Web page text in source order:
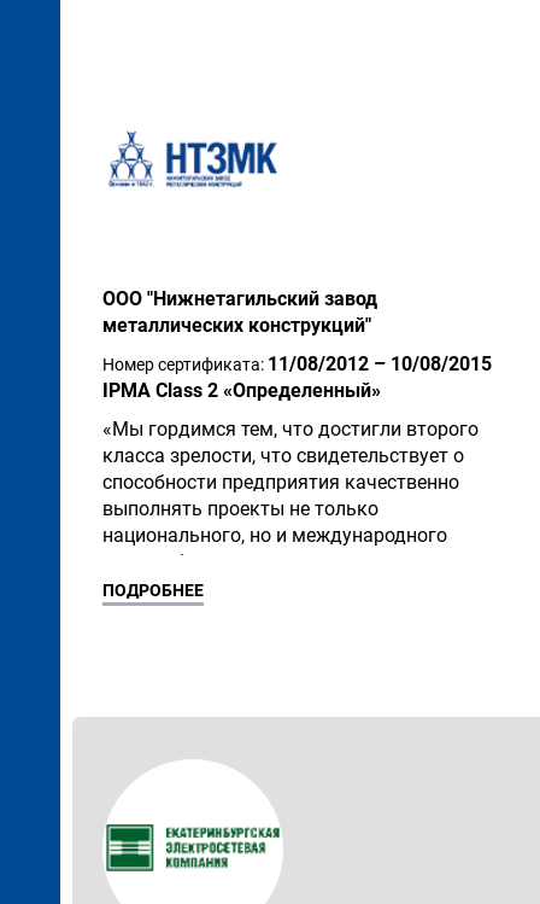
ООО "Нижнетагильский завод
металлических конструкций"
Номер сертификата: 11/08/2012 – 10/08/2015
IPMA Class 2 «Определенный»
«Мы гордимся тем, что достигли второго
класса зрелости, что свидетельствует о
способности предприятия качественно
выполнять проекты не только
национального, но и международного
масштаба...
ПОДРОБНЕЕ